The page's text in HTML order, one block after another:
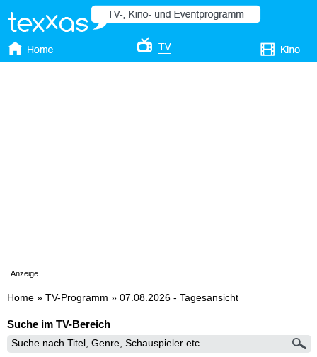
Anzeige
Home » TV-Programm » 07.08.2026 - Tagesansicht
Suche im TV-Bereich